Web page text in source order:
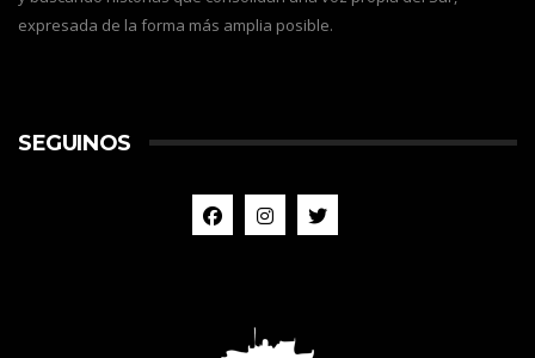
expresada de la forma más amplia posible.
SEGUINOS